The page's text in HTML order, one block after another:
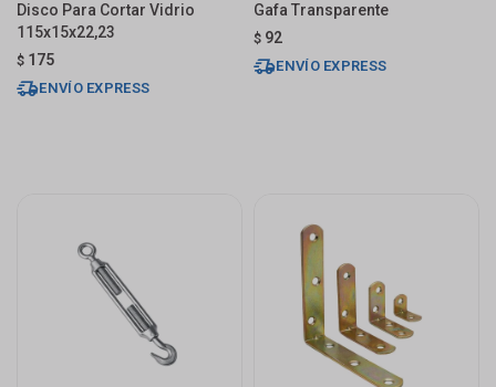
Disco Para Cortar Vidrio
115x15x22,23
$ 175
ENVÍO EXPRESS
Gafa Transparente
$ 92
ENVÍO EXPRESS